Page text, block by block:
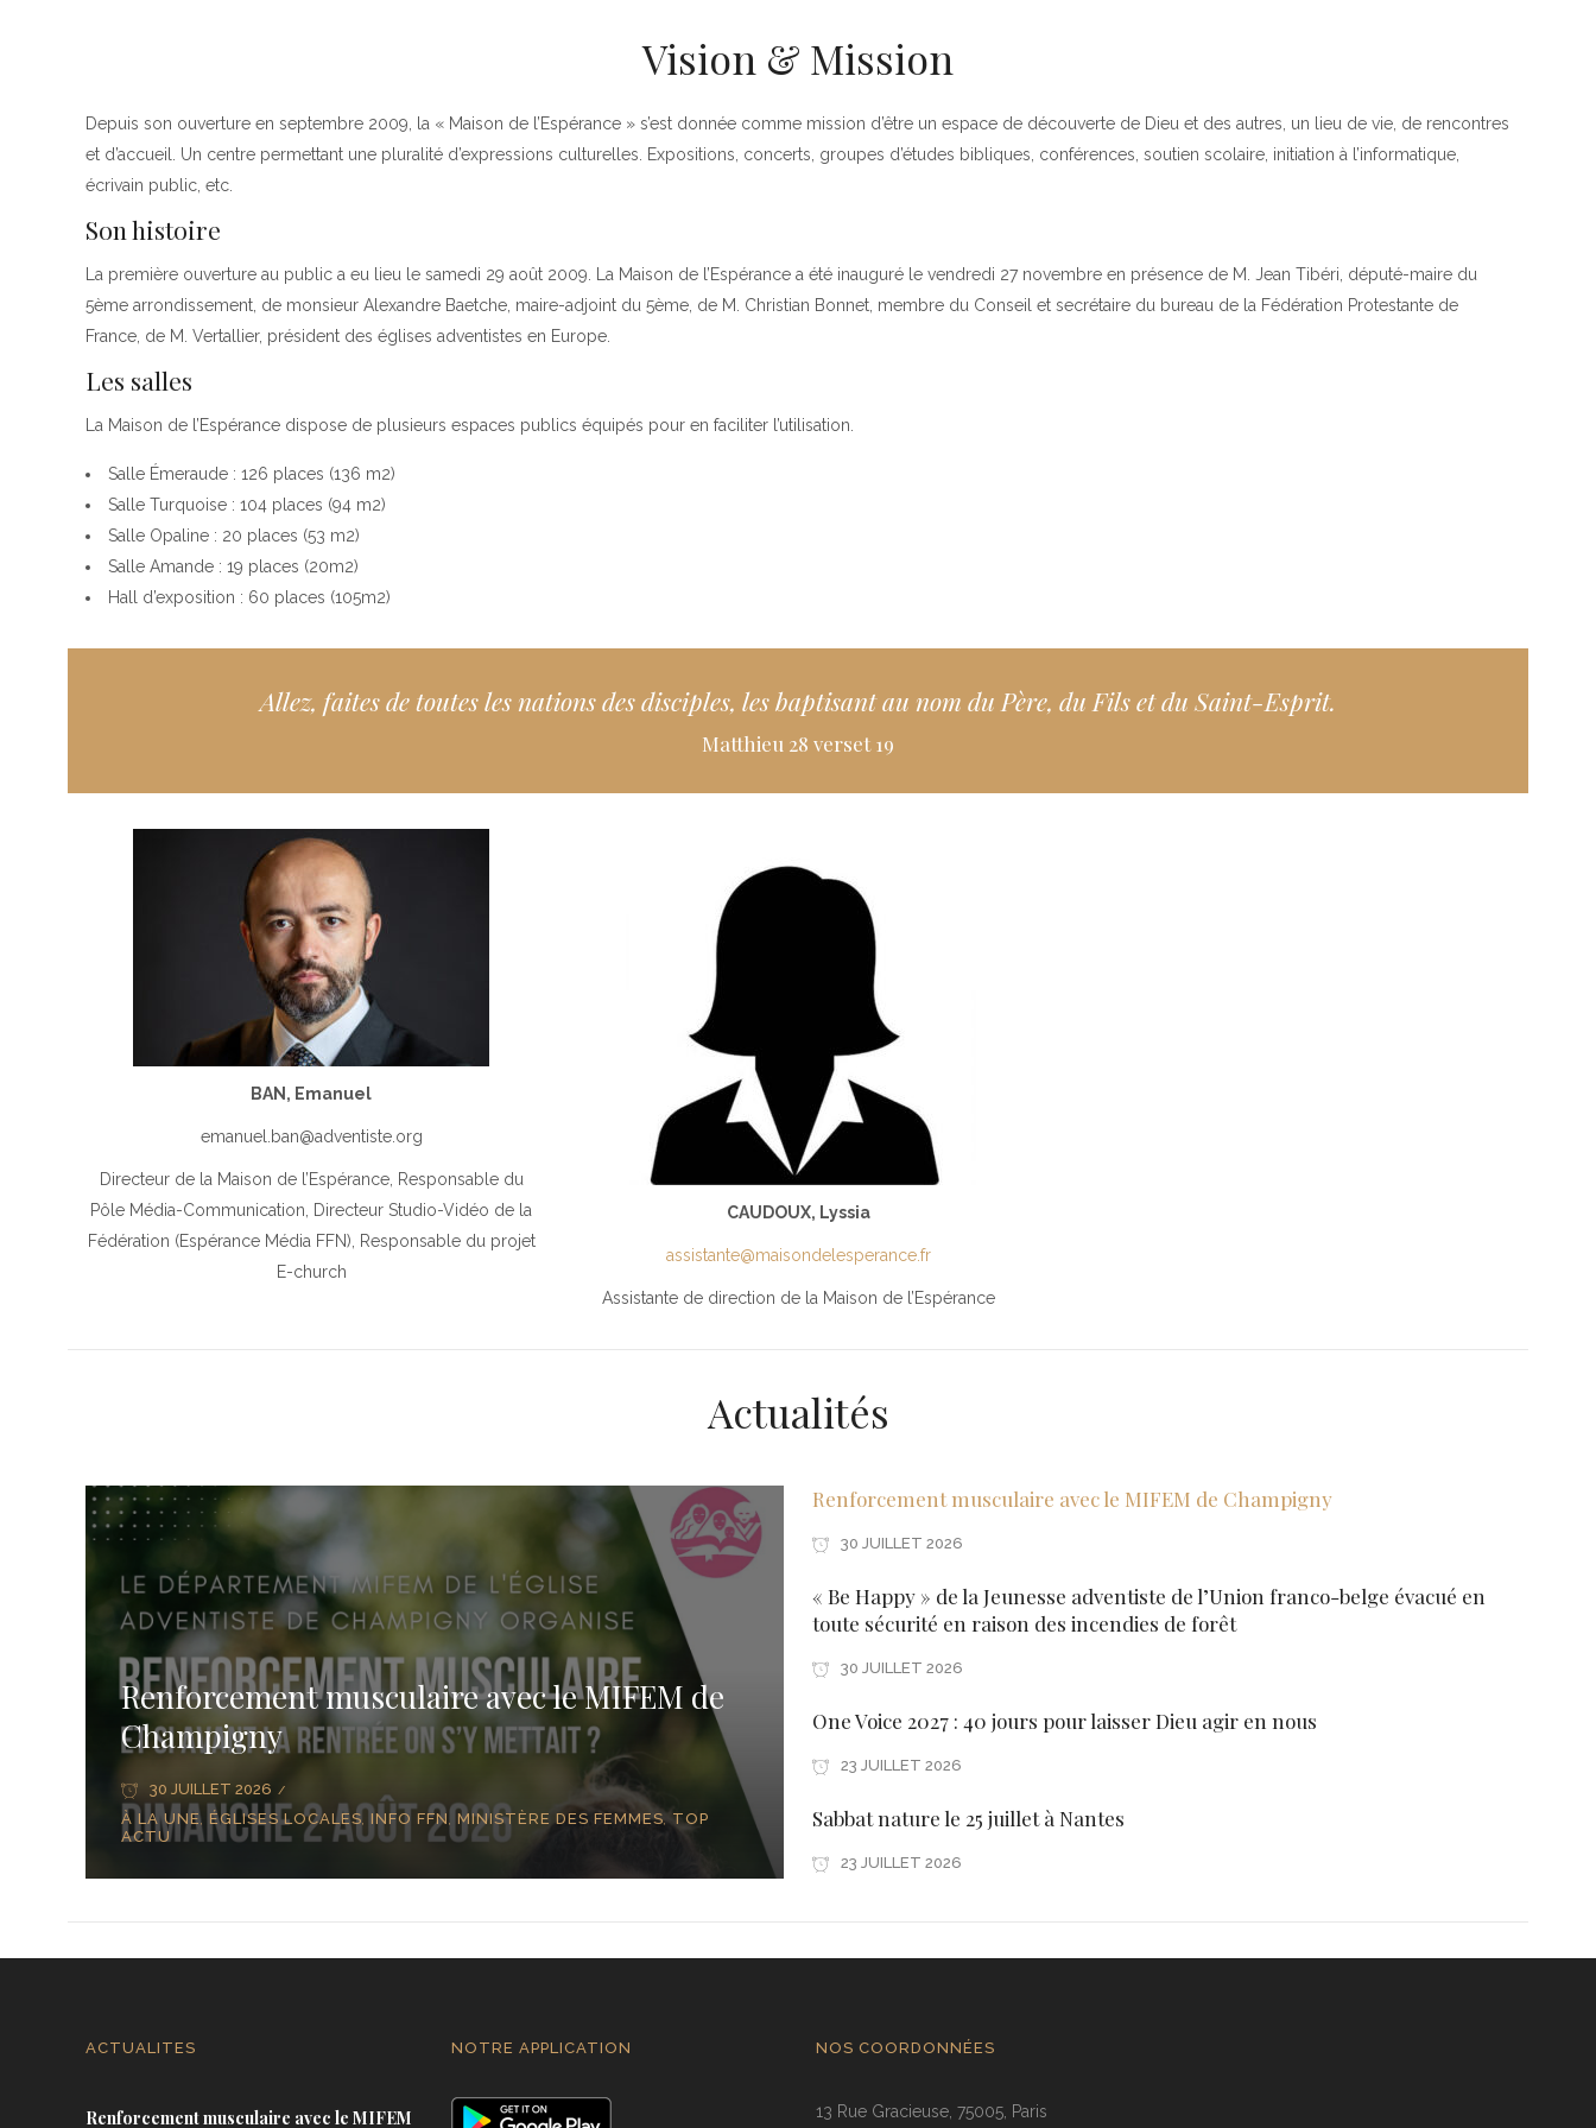
Vision & Mission
Depuis son ouverture en septembre 2009, la « Maison de l’Espérance » s’est donnée comme mission d’être un espace de découverte de Dieu et des autres, un lieu de vie, de rencontres
et d’accueil. Un centre permettant une pluralité d’expressions culturelles. Expositions, concerts, groupes d’études bibliques, conférences, soutien scolaire, initiation à l’informatique,
écrivain public, etc.
Son histoire
La première ouverture au public a eu lieu le samedi 29 août 2009. La Maison de l’Espérance a été inauguré le vendredi 27 novembre en présence de M. Jean Tibéri, député-maire du
5ème arrondissement, de monsieur Alexandre Baetche, maire-adjoint du 5ème, de M. Christian Bonnet, membre du Conseil et secrétaire du bureau de la Fédération Protestante de
France, de M. Vertallier, président des églises adventistes en Europe.
Les salles
La Maison de l’Espérance dispose de plusieurs espaces publics équipés pour en faciliter l’utilisation.
Salle Émeraude : 126 places (136 m2)
Salle Turquoise : 104 places (94 m2)
Salle Opaline : 20 places (53 m2)
Salle Amande : 19 places (20m2)
Hall d’exposition : 60 places (105m2)
Allez, faites de toutes les nations des disciples, les baptisant au nom du Père, du Fils et du Saint-Esprit.
Matthieu 28 verset 19
BAN, Emanuel
emanuel.ban@adventiste.org
Directeur de la Maison de l’Espérance, Responsable du
Pôle Média-Communication, Directeur Studio-Vidéo de la
Fédération (Espérance Média FFN), Responsable du projet
E-church
CAUDOUX, Lyssia
assistante@maisondelesperance.fr
Assistante de direction de la Maison de l’Espérance
Actualités
Renforcement musculaire avec le MIFEM de
Champigny
30 JUILLET 2026
À LA UNE ÉGLISES LOCALES INFO FFN MINISTÈRE DES FEMMES TOP
ACTU
Renforcement musculaire avec le MIFEM de Champigny
30 JUILLET 2026
« Be Happy » de la Jeunesse adventiste de l’Union franco-belge évacué en
toute sécurité en raison des incendies de forêt
30 JUILLET 2026
One Voice 2027 : 40 jours pour laisser Dieu agir en nous
23 JUILLET 2026
Sabbat nature le 25 juillet à Nantes
23 JUILLET 2026
ACTUALITES
Renforcement musculaire avec le MIFEM
NOTRE APPLICATION NOS COORDONNÉES
13 Rue Gracieuse, 75005, Paris